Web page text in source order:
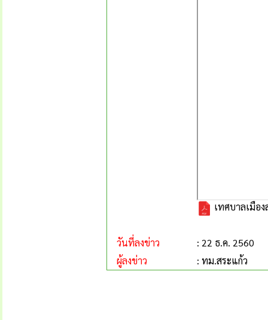
เทศบาลเมือ
วันที่ลงข่าว
: 22 ธ.ค. 2560
ผู้ลงข่าว
: ทม.สระแก้ว